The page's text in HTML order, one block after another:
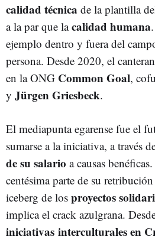
calidad técnica de la plantilla
a la par que lacalidad humana.
ejemplo dentro y fuera del
persona. Desde 2020, el
en la ONG Common Goal,
y Jürgen Griesbeck.
El mediapunta egarense fue el
sumarse a la iniciativa, a través
de su salario a causas
centésima parte de su
iceberg de los proyectos
implica el crack azulgrana.
iniciativas interculturales en